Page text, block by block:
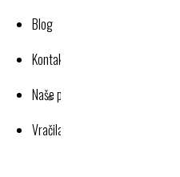
Blog
Kontakt
Naše poslovanje
Vračila in reklamacije